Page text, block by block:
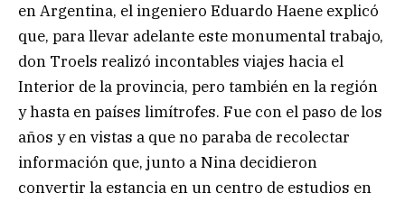
en Argentina, el ingeniero Eduardo Haene explicó
que, para llevar adelante este monumental trabajo,
don Troels realizó incontables viajes hacia el
Interior de la provincia, pero también en la región
y hasta en países limítrofes. Fue con el paso de los
años y en vistas a que no paraba de recolectar
información que, junto a Nina decidieron
convertir la estancia en un centro de estudios en